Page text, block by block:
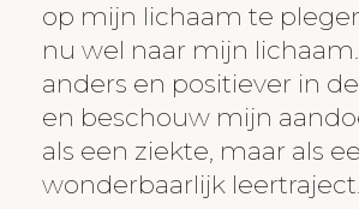
op mijn lichaam te
nu wel naar mijn
anders en positiever in
en beschouw mijn
als een ziekte, maar als
wonderbaarlijk